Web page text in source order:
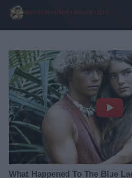
ΕΡΡΙΚΟΣ ΒΟΥΛΓΑΡΗΣ 18/07/2025 22:19